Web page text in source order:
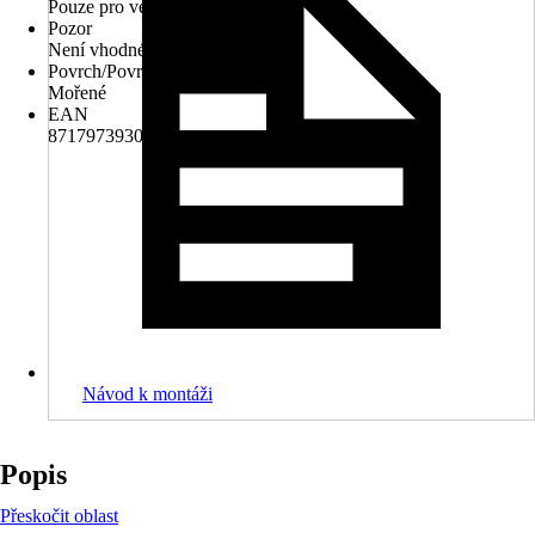
Pouze pro venkovní použití.
Pozor
Není vhodné pro děti do 3 let.
Povrch/Povrchová úprava
Mořené
EAN
8717973930617
Návod k montáži
Popis
Přeskočit oblast